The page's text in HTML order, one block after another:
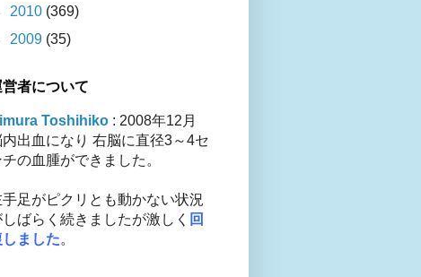
2010 (369)
2009 (35)
営者について
Toshihiko : 2008年12月
内出血になり 右脳に直径3～4セ
チの血腫ができました。
手足がピクリとも動かない状況
しばらく続きましたが激しく 回
しました。